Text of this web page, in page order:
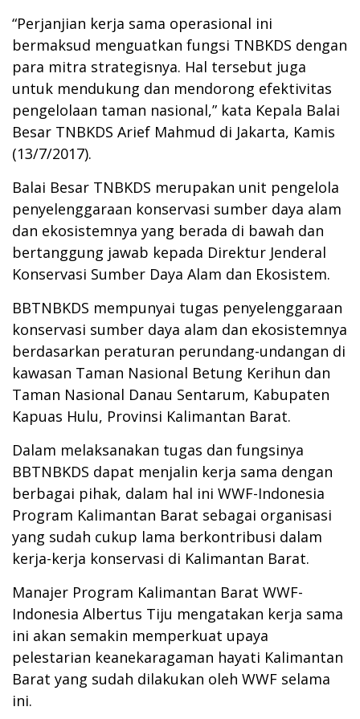
“Perjanjian kerja sama operasional ini
bermaksud menguatkan fungsi TNBKDS dengan
para mitra strategisnya. Hal tersebut juga
untuk mendukung dan mendorong efektivitas
pengelolaan taman nasional,” kata Kepala Balai
Besar TNBKDS Arief Mahmud di Jakarta, Kamis
(13/7/2017).
Balai Besar TNBKDS merupakan unit pengelola
penyelenggaraan konservasi sumber daya alam
dan ekosistemnya yang berada di bawah dan
bertanggung jawab kepada Direktur Jenderal
Konservasi Sumber Daya Alam dan Ekosistem.
BBTNBKDS mempunyai tugas penyelenggaraan
konservasi sumber daya alam dan ekosistemnya
berdasarkan peraturan perundang-undangan di
kawasan Taman Nasional Betung Kerihun dan
Taman Nasional Danau Sentarum, Kabupaten
Kapuas Hulu, Provinsi Kalimantan Barat.
Dalam melaksanakan tugas dan fungsinya
BBTNBKDS dapat menjalin kerja sama dengan
berbagai pihak, dalam hal ini WWF-Indonesia
Program Kalimantan Barat sebagai organisasi
yang sudah cukup lama berkontribusi dalam
kerja-kerja konservasi di Kalimantan Barat.
Manajer Program Kalimantan Barat WWF-
Indonesia Albertus Tiju mengatakan kerja sama
ini akan semakin memperkuat upaya
pelestarian keanekaragaman hayati Kalimantan
Barat yang sudah dilakukan oleh WWF selama
ini.